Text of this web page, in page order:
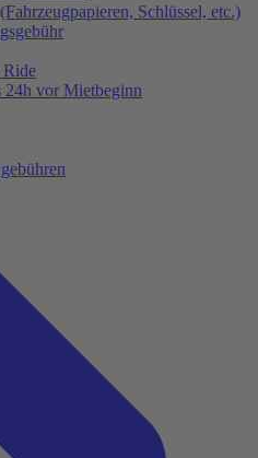
Schlüssel, etc.)
24h vor Mietbeginn